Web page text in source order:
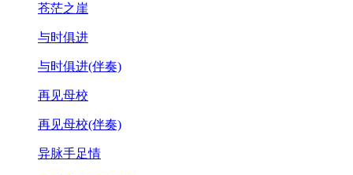
苍茫之崖
与时俱进
与时俱进(伴奏)
再见母校
再见母校(伴奏)
异脉手足情